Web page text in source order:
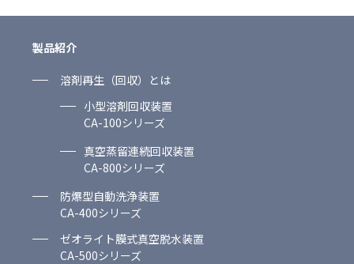
製品紹介
溶剤再生（回収）とは
小型溶剤回収装置
CA-100シリーズ
真空蒸留連続回収装置
CA-800シリーズ
防爆型自動洗浄装置
CA-400シリーズ
ゼオライト膜式真空脱水装置
CA-500シリーズ